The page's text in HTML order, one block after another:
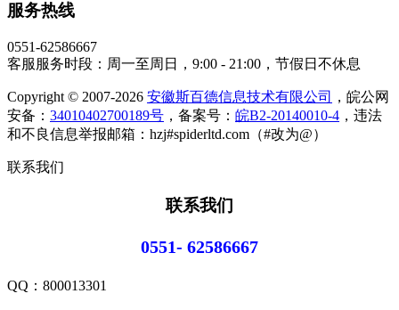
服务热线
0551-62586667
客服服务时段：周一至周日，9:00 - 21:00，节假日不休息
Copyright © 2007-2026 安徽斯百德信息技术有限公司
，皖公网
安备： 34010402700189号 ，备案号： 皖B2-20140010-4 ，违法
和不良信息举报邮箱：hzj#spiderltd.com（#改为@）
联系我们
联系我们
0551- 62586667
QQ： 800013301